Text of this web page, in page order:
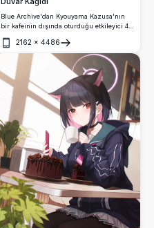
Blue Archive'dan Kyouyama Kazusa'nın
bir kafeinin dışında oturduğu etkileyici 4K
gözleri ve günlük sokak kıyafeti, güzel ve
ayrıntılı bir anime sanat stiliyle
işlenmiştir.
2162 × 4486
Aç